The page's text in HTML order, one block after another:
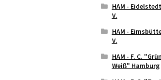
HAM -
V.
HAM -
V.
HAM - F. C.
Weiß" Hamburg